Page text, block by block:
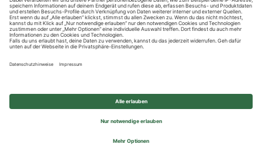
Impressum
Privatsphäre-Einstellungen
© 2026 REWE Group - All rights reserved